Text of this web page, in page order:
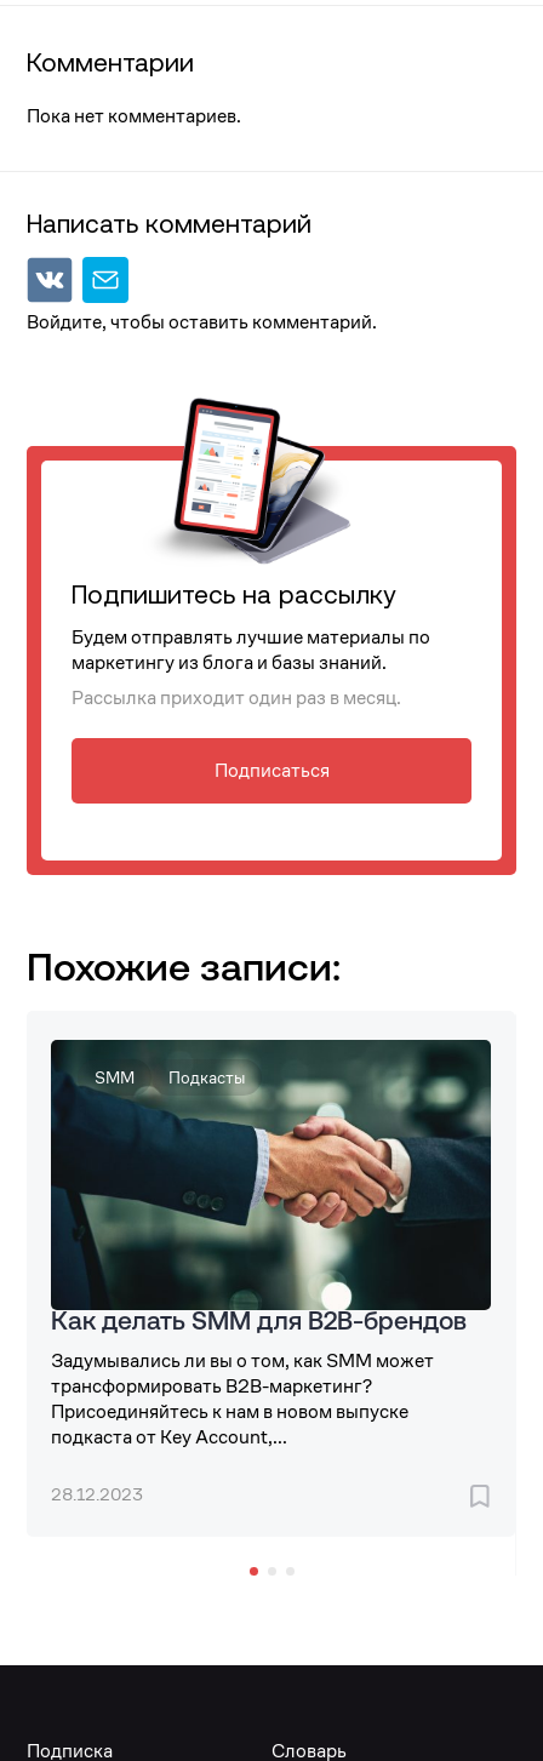
Комментарии
Пока нет комментариев.
Написать комментарий
Войдите, чтобы оставить комментарий.
Подпишитесь на рассылку
Будем отправлять лучшие материалы по
маркетингу из блога и базы знаний.
Рассылка приходит один раз в месяц.
Подписаться
Похожие записи:
SMM Подкасты
Как делать SMM для B2B-брендов
Задумывались ли вы о том, как SMM может
трансформировать B2B-маркетинг?
Присоединяйтесь к нам в новом выпуске
подкаста от Key Account,...
28.12.2023
Подписка Словарь